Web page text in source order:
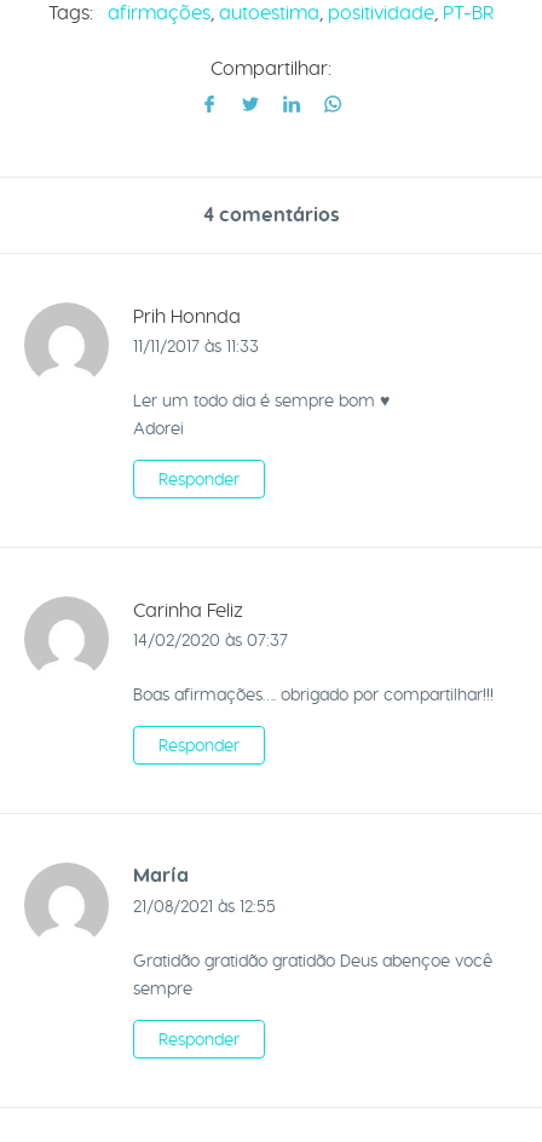
Tags: afirmações autoestima positividade PT-BR
Compartilhar:
4 comentários
Prih Honnda
11/11/2017 às 11:33
Ler um todo dia é sempre bom ♥
Adorei
Responder
Carinha Feliz
14/02/2020 às 07:37
Boas afirmações…. obrigado por compartilhar!!!
Responder
María
21/08/2021 às 12:55
Gratidão gratidão gratidão Deus abençoe você
sempre
Responder